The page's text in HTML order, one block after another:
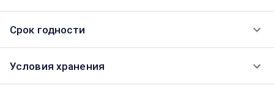
Срок годности
Условия хранения